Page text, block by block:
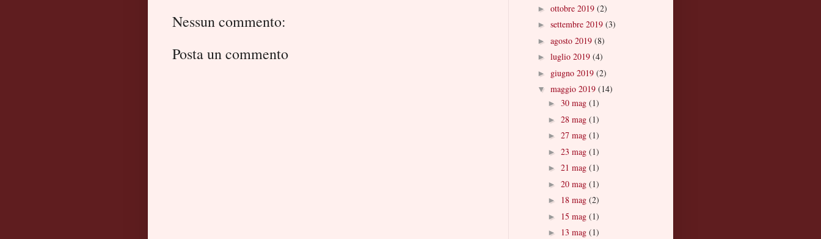
Nessun commento:
Posta un commento
► ottobre 2019 (2)
► settembre 2019 (3)
► agosto 2019 (8)
► luglio 2019 (4)
► giugno 2019 (2)
▼ maggio 2019 (14)
► 30 mag (1)
► 28 mag (1)
► 27 mag (1)
► 23 mag (1)
► 21 mag (1)
► 20 mag (1)
► 18 mag (2)
► 15 mag (1)
► 13 mag (1)